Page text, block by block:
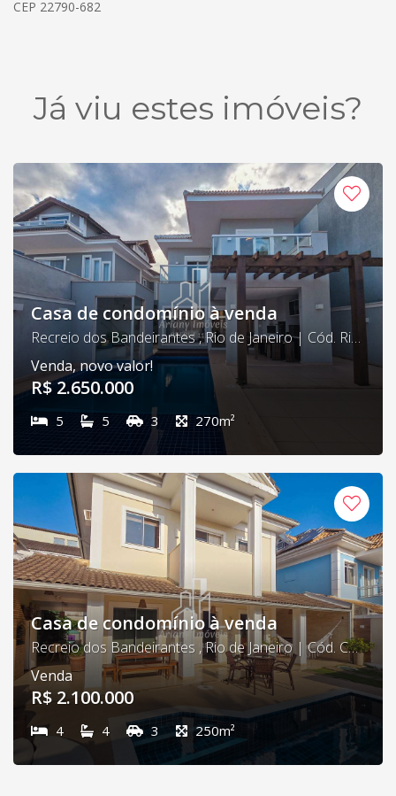
CEP 22790-682
Já viu estes imóveis?
Casa de condomínio à venda
Recreio dos Bandeirantes , Rio de Janeiro | Cód. Riviera 04
Venda, novo valor!
R$ 2.650.000
5 5 3 270m²
Casa de condomínio à venda
Recreio dos Bandeirantes , Rio de Janeiro | Cód. Carmel
Venda
R$ 2.100.000
4 4 3 250m²